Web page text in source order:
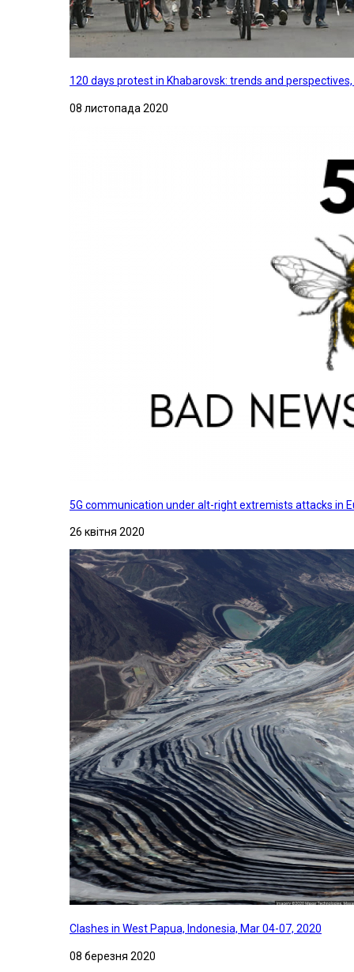
120 days protest in Khabarovsk: trends and
08 листопада 2020
5G communication under alt-right extremists attacks in
26 квітня 2020
Clashes in West Papua, Indonesia, Mar 04-07, 2020
08 березня 2020